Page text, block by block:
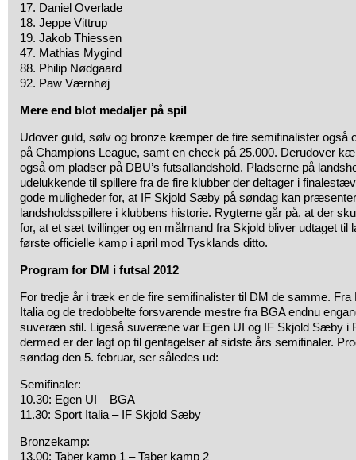
17. Daniel Overlade
18. Jeppe Vittrup
19. Jakob Thiessen
47. Mathias Mygind
88. Philip Nødgaard
92. Paw Værnhøj
Mere end blot medaljer på spil
Udover guld, sølv og bronze kæmper de fire semifinalister også
på Champions League, samt en check på 25.000. Derudover
også om pladser på DBU’s futsallandshold. Pladserne på
udelukkende til spillere fra de fire klubber der deltager i
gode muligheder for, at IF Skjold Sæby på søndag kan
landsholdsspillere i klubbens historie. Rygterne går på, at der
for, at et sæt tvillinger og en målmand fra Skjold bliver udtaget til
første officielle kamp i april mod Tysklands ditto.
Program for DM i futsal 2012
For tredje år i træk er de fire semifinalister til DM de samme.
Italia og de tredobbelte forsvarende mestre fra BGA endnu
suveræn stil. Ligeså suveræne var Egen UI og IF Skjold Sæby i
dermed er der lagt op til gentagelser af sidste års semifinaler.
søndag den 5. februar, ser således ud:
Semifinaler:
10.30: Egen UI – BGA
11.30: Sport Italia – IF Skjold Sæby
Bronzekamp:
13.00: Taber kamp 1 – Taber kamp 2